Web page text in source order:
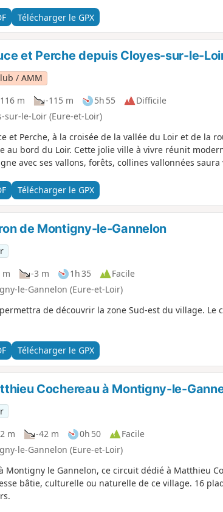
Télécharger le GPX
et Perche depuis Cloyes-sur-le-
/ AMM
m -115 m 5h 55
Difficile
sur-le-Loir (Eure-et-Loir)
et Perche, à la croisée de la vallée du Loir et de la
au bord du Loir. Cette jolie ville à vivre réunit
avec ses vallons, forêts, collines vallonnées saura
Télécharger le GPX
de Montigny-le-Gannelon
m -3 m 1h 35
Facile
le-Gannelon (Eure-et-Loir)
de découvrir la zone Sud-est du village.
Télécharger le GPX
Cochereau à Montigny-le-
m -42 m 0h 50
Facile
le-Gannelon (Eure-et-Loir)
Montigny le Gannelon, ce circuit dédié à Matthieu
bâtie, culturelle ou naturelle de ce village. 16